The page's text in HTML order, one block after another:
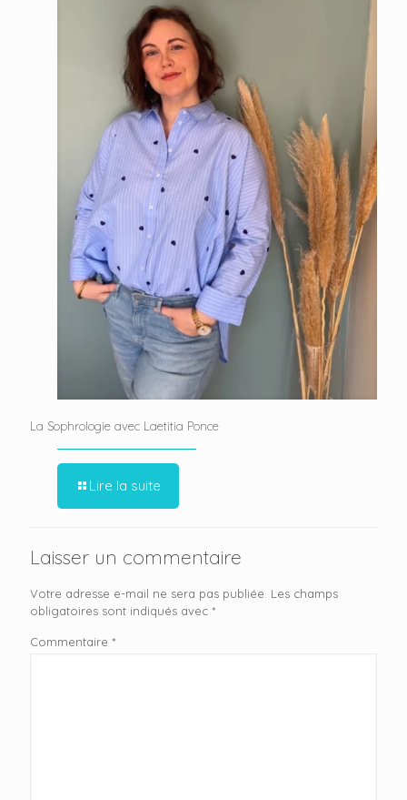
La Sophrologie avec Laetitia Ponce
Lire la suite
Laisser un commentaire
Votre adresse e-mail ne sera pas publiée. Les champs
obligatoires sont indiqués avec *
Commentaire *